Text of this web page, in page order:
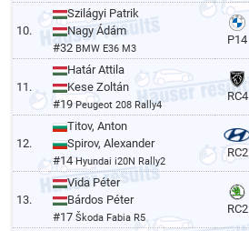
10.
Szilágyi Patrik
Nagy Ádám
#32 BMW E36 M3
P14
11.
Határ Attila
Kese Zoltán
#19Peugeot 208 Rally4
RC4
12.
Titov, Anton
Spirov, Alexander
#14Hyundai i20N Rally2
RC2
13.
Vida Péter
Bárdos Péter
#17Škoda Fabia R5
RC2